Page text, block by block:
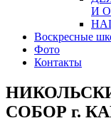
И
Воскресные
Фото
Контакты
СОБОР г.